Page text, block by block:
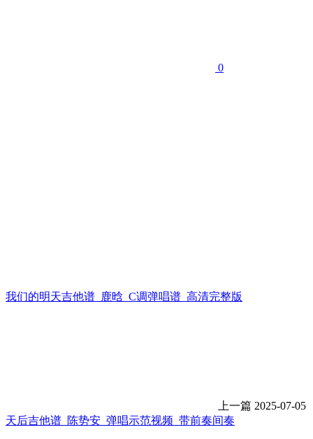
0
我们的明天吉他谱_鹿晗_C调弹唱谱_高清完整版
上一篇 2025-07-05
天后吉他谱_陈势安_弹唱示范视频_带前奏间奏